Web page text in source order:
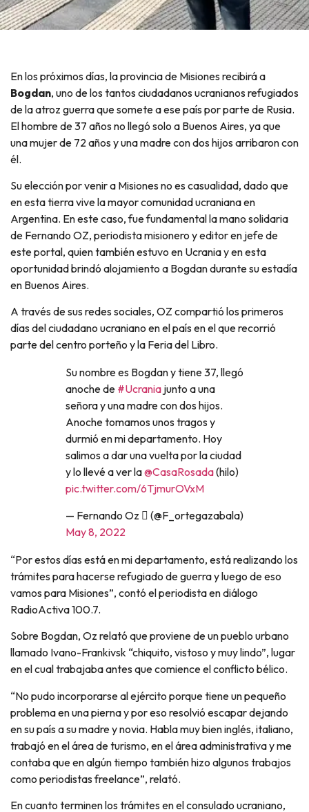
En los próximos días, la provincia de Misiones recibirá a
Bogdan, uno de los tantos ciudadanos ucranianos refugiados
de la atroz guerra que somete a ese país por parte de Rusia.
El hombre de 37 años no llegó solo a Buenos Aires, ya que
una mujer de 72 años y una madre con dos hijos arribaron con
él.
Su elección por venir a Misiones no es casualidad, dado que
en esta tierra vive la mayor comunidad ucraniana en
Argentina. En este caso, fue fundamental la mano solidaria
de Fernando OZ, periodista misionero y editor en jefe de
este portal, quien también estuvo en Ucrania y en esta
oportunidad brindó alojamiento a Bogdan durante su estadía
en Buenos Aires.
A través de sus redes sociales, OZ compartió los primeros
días del ciudadano ucraniano en el país en el que recorrió
parte del centro porteño y la Feria del Libro.
Su nombre es Bogdan y tiene 37, llegó
anoche de #Ucrania junto a una
señora y una madre con dos hijos.
Anoche tomamos unos tragos y
durmió en mi departamento. Hoy
salimos a dar una vuelta por la ciudad
y lo llevé a ver la@CasaRosada(hilo)
pic.twitter.com/6TjmurOVxM
— Fernando Oz  (@F_ortegazabala)
May 8, 2022
“Por estos días está en mi departamento, está realizando los
trámites para hacerse refugiado de guerra y luego de eso
vamos para Misiones”, contó el periodista en diálogo
RadioActiva 100.7.
Sobre Bogdan, Oz relató que proviene de un pueblo urbano
llamado Ivano-Frankivsk “chiquito, vistoso y muy lindo”, lugar
en el cual trabajaba antes que comience el conflicto bélico.
“No pudo incorporarse al ejército porque tiene un pequeño
problema en una pierna y por eso resolvió escapar dejando
en su país a su madre y novia. Habla muy bien inglés, italiano,
trabajó en el área de turismo, en el área administrativa y me
contaba que en algún tiempo también hizo algunos trabajos
como periodistas freelance”, relató.
En cuanto terminen los trámites en el consulado ucraniano,